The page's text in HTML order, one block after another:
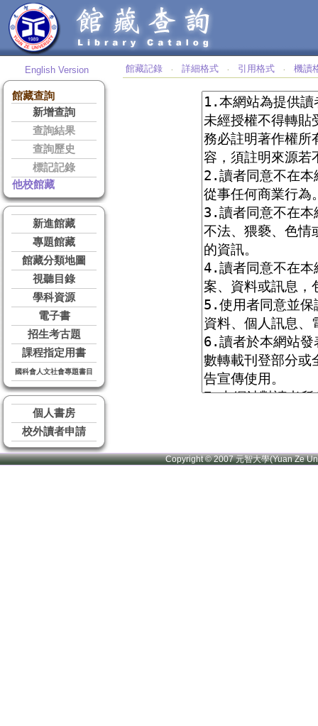
English Version
館藏查詢
新增查詢
查詢結果
查詢歷史
標記記錄
他校館藏
新進館藏
專題館藏
館藏分類地圖
視聽目錄
學科資源
電子書
招生考古題
課程指定用書
國科會人文社會專題書目
個人書房
校外讀者申請
館藏記錄 ‧ 詳細格式 ‧ 引用格式 ‧ 機讀
Copyright © 2007 元智大學(Yuan Ze